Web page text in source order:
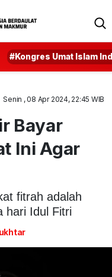
#Kongres Umat Islam
Senin , 08 Apr 2024, 22:45 WIB
Bayar
Ini Agar
fitrah adalah
hari Idul Fitri